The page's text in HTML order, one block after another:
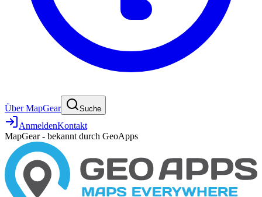
Über MapGear Suche
AnmeldenKontakt
MapGear - bekannt durch GeoApps